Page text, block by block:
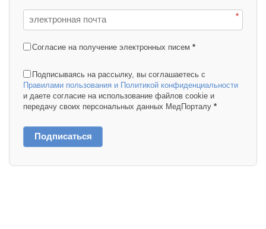
*
Согласие на получение электронных писем *
Подписываясь на рассылку, вы соглашаетесь с
Правилами пользования и Политикой конфиденциальности
и даете согласие на использование файлов cookie и
передачу своих персональных данных МедПорталу *
Подписаться